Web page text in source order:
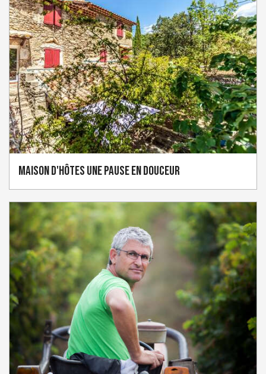
Maison d'hôtes Une pause en douceur